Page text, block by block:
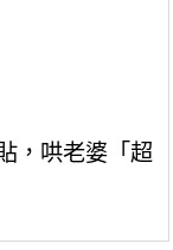
，哄老婆「超